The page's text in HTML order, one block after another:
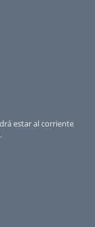
estar al corriente